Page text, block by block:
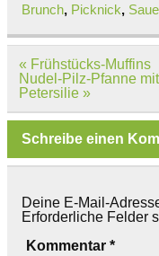
Brunch, Picknick,
Beitragsnavigation
« Frühstücks-Muffins
Nudel-Pilz-Pfanne
Petersilie »
Schreibe einen
Deine E-Mail-
Erforderliche Felder
Kommentar *